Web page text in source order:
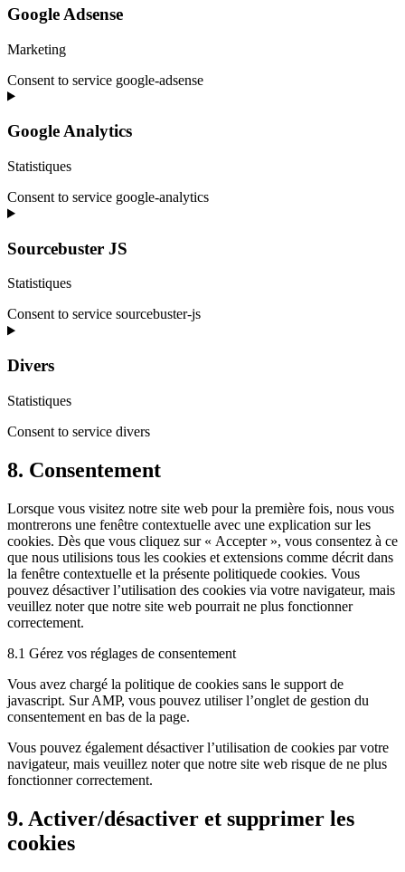
Google Adsense
Marketing
Consent to service google-adsense
Google Analytics
Statistiques
Consent to service google-analytics
Sourcebuster JS
Statistiques
Consent to service sourcebuster-js
Divers
Statistiques
Consent to service divers
8. Consentement
Lorsque vous visitez notre site web pour la première fois, nous vous
montrerons une fenêtre contextuelle avec une explication sur les
cookies. Dès que vous cliquez sur « Accepter », vous consentez à ce
que nous utilisions tous les cookies et extensions comme décrit dans
la fenêtre contextuelle et la présente politiquede cookies. Vous
pouvez désactiver l’utilisation des cookies via votre navigateur, mais
veuillez noter que notre site web pourrait ne plus fonctionner
correctement.
8.1 Gérez vos réglages de consentement
Vous avez chargé la politique de cookies sans le support de
javascript. Sur AMP, vous pouvez utiliser l’onglet de gestion du
consentement en bas de la page.
Vous pouvez également désactiver l’utilisation de cookies par votre
navigateur, mais veuillez noter que notre site web risque de ne plus
fonctionner correctement.
9. Activer/désactiver et supprimer les
cookies